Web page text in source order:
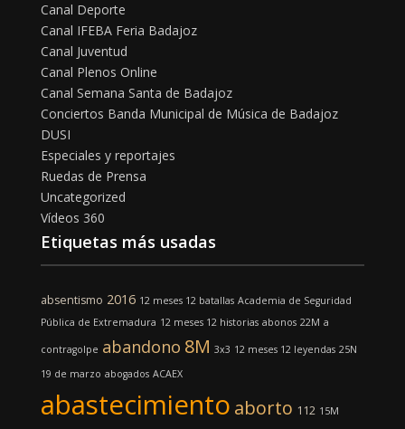
Canal Deporte
Canal IFEBA Feria Badajoz
Canal Juventud
Canal Plenos Online
Canal Semana Santa de Badajoz
Conciertos Banda Municipal de Música de Badajoz
DUSI
Especiales y reportajes
Ruedas de Prensa
Uncategorized
Vídeos 360
Etiquetas más usadas
absentismo 2016 12 meses 12 batallas Academia de Seguridad
Pública de Extremadura 12 meses 12 historias abonos 22M a
contragolpe abandono 8M 3x3 12 meses 12 leyendas 25N
19 de marzo abogados ACAEX
abastecimiento aborto 112 15M